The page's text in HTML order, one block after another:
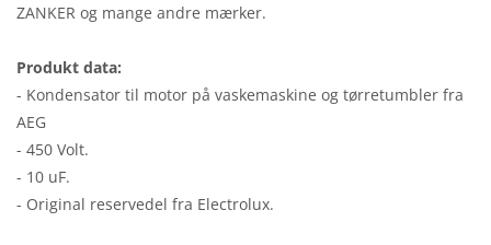
ZANKER og mange andre mærker.
Produkt data:
- Kondensator til motor på vaskemaskine og tørretumbler fra
AEG
- 450 Volt.
- 10 uF.
- Original reservedel fra Electrolux.